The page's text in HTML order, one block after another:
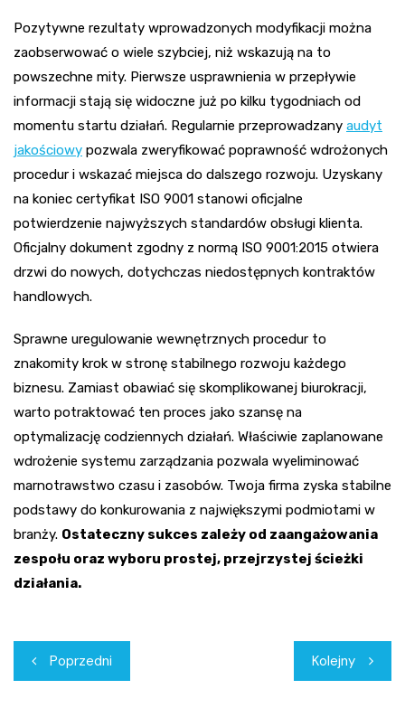
Pozytywne rezultaty wprowadzonych modyfikacji można
zaobserwować o wiele szybciej, niż wskazują na to
powszechne mity. Pierwsze usprawnienia w przepływie
informacji stają się widoczne już po kilku tygodniach od
momentu startu działań. Regularnie przeprowadzany audyt
jakościowy pozwala zweryfikować poprawność wdrożonych
procedur i wskazać miejsca do dalszego rozwoju. Uzyskany
na koniec certyfikat ISO 9001 stanowi oficjalne
potwierdzenie najwyższych standardów obsługi klienta.
Oficjalny dokument zgodny z normą ISO 9001:2015 otwiera
drzwi do nowych, dotychczas niedostępnych kontraktów
handlowych.
Sprawne uregulowanie wewnętrznych procedur to
znakomity krok w stronę stabilnego rozwoju każdego
biznesu. Zamiast obawiać się skomplikowanej biurokracji,
warto potraktować ten proces jako szansę na
optymalizację codziennych działań. Właściwie zaplanowane
wdrożenie systemu zarządzania pozwala wyeliminować
marnotrawstwo czasu i zasobów. Twoja firma zyska stabilne
podstawy do konkurowania z największymi podmiotami w
branży. Ostateczny sukces zależy od zaangażowania
zespołu oraz wyboru prostej, przejrzystej ścieżki
działania.
Nawigacja
wpisu
Poprzedni Kolejny